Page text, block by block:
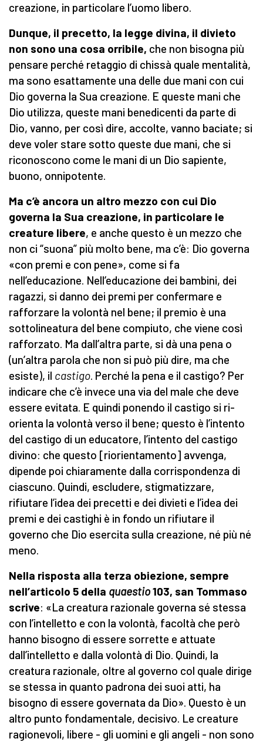
creazione, in particolare l’uomo libero.
Dunque, il precetto, la legge divina, il divieto
non sono una cosa orribile, che non bisogna più
pensare perché retaggio di chissà quale mentalità,
ma sono esattamente una delle due mani con cui
Dio governa la Sua creazione. E queste mani che
Dio utilizza, queste mani benedicenti da parte di
Dio, vanno, per così dire, accolte, vanno baciate; si
deve voler stare sotto queste due mani, che si
riconoscono come le mani di un Dio sapiente,
buono, onnipotente.
Ma c’è ancora un altro mezzo con cui Dio
governa la Sua creazione, in particolare le
creature libere, e anche questo è un mezzo che
non ci “suona” più molto bene, ma c’è: Dio governa
«con premi e con pene», come si fa
nell’educazione. Nell’educazione dei bambini, dei
ragazzi, si danno dei premi per confermare e
rafforzare la volontà nel bene; il premio è una
sottolineatura del bene compiuto, che viene così
rafforzato. Ma dall’altra parte, si dà una pena o
(un’altra parola che non si può più dire, ma che
esiste), il castigo. Perché la pena e il castigo? Per
indicare che c’è invece una via del male che deve
essere evitata. E quindi ponendo il castigo si ri-
orienta la volontà verso il bene; questo è l’intento
del castigo di un educatore, l’intento del castigo
divino: che questo [riorientamento] avvenga,
dipende poi chiaramente dalla corrispondenza di
ciascuno. Quindi, escludere, stigmatizzare,
rifiutare l’idea dei precetti e dei divieti e l’idea dei
premi e dei castighi è in fondo un rifiutare il
governo che Dio esercita sulla creazione, né più né
meno.
Nella risposta alla terza obiezione, sempre
nell’articolo 5 della quaestio103, san Tommaso
scrive: «La creatura razionale governa sé stessa
con l’intelletto e con la volontà, facoltà che però
hanno bisogno di essere sorrette e attuate
dall’intelletto e dalla volontà di Dio. Quindi, la
creatura razionale, oltre al governo col quale dirige
se stessa in quanto padrona dei suoi atti, ha
bisogno di essere governata da Dio». Questo è un
altro punto fondamentale, decisivo. Le creature
ragionevoli, libere - gli uomini e gli angeli - non sono